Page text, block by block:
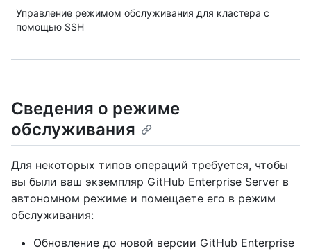
Управление режимом обслуживания для кластера с
помощью SSH
Сведения о режиме
обслуживания
Для некоторых типов операций требуется, чтобы
вы были ваш экземпляр GitHub Enterprise Server в
автономном режиме и помещаете его в режим
обслуживания:
Обновление до новой версии GitHub Enterprise